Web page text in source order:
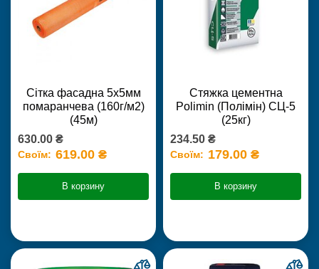
Сітка фасадна 5х5мм
помаранчева (160г/м2)
(45м)
630.00 ₴
Своїм: 619.00 ₴
В корзину
Стяжка цементна
Polimin (Полімін) СЦ-5
(25кг)
234.50 ₴
Своїм: 179.00 ₴
В корзину